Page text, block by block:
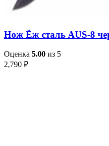
Нож Ёж сталь AUS-8
Оценка 5.00 из 5
2,790 ₽